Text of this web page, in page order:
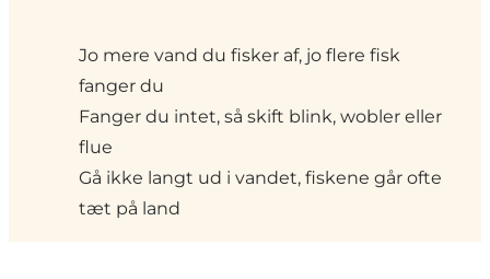
Jo mere vand du fisker af, jo flere fisk
fanger du
Fanger du intet, så skift blink, wobler eller
flue
Gå ikke langt ud i vandet, fiskene går ofte
tæt på land